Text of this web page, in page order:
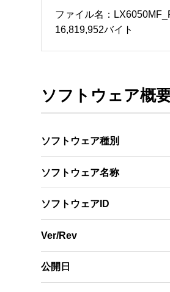
・ソフトウェアは、予告
著作権者
ファイル名：
16,819,952バイト
ソフトウェア概
ソフトウェア種別
ソフトウェア名称
ソフトウェアID
Ver/Rev
公開日